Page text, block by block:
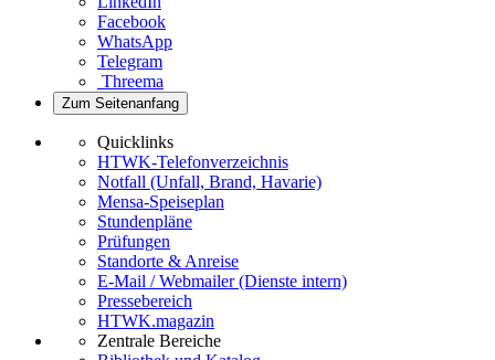
Facebook
WhatsApp
Telegram
Threema
Zum Seitenanfang
Quicklinks
HTWK-Telefonverzeichnis
Notfall (Unfall, Brand, Havarie)
Mensa-Speiseplan
Stundenpläne
Prüfungen
Standorte & Anreise
E-Mail / Webmailer (Dienste intern)
Pressebereich
HTWK.magazin
Zentrale Bereiche